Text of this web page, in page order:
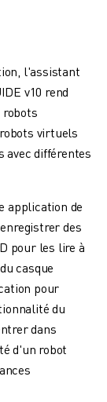
l'assistant
v10 rend
robots
virtuels
avec différentes
application de
des
pour les lire à
casque
pour
du
dans
d'un robot